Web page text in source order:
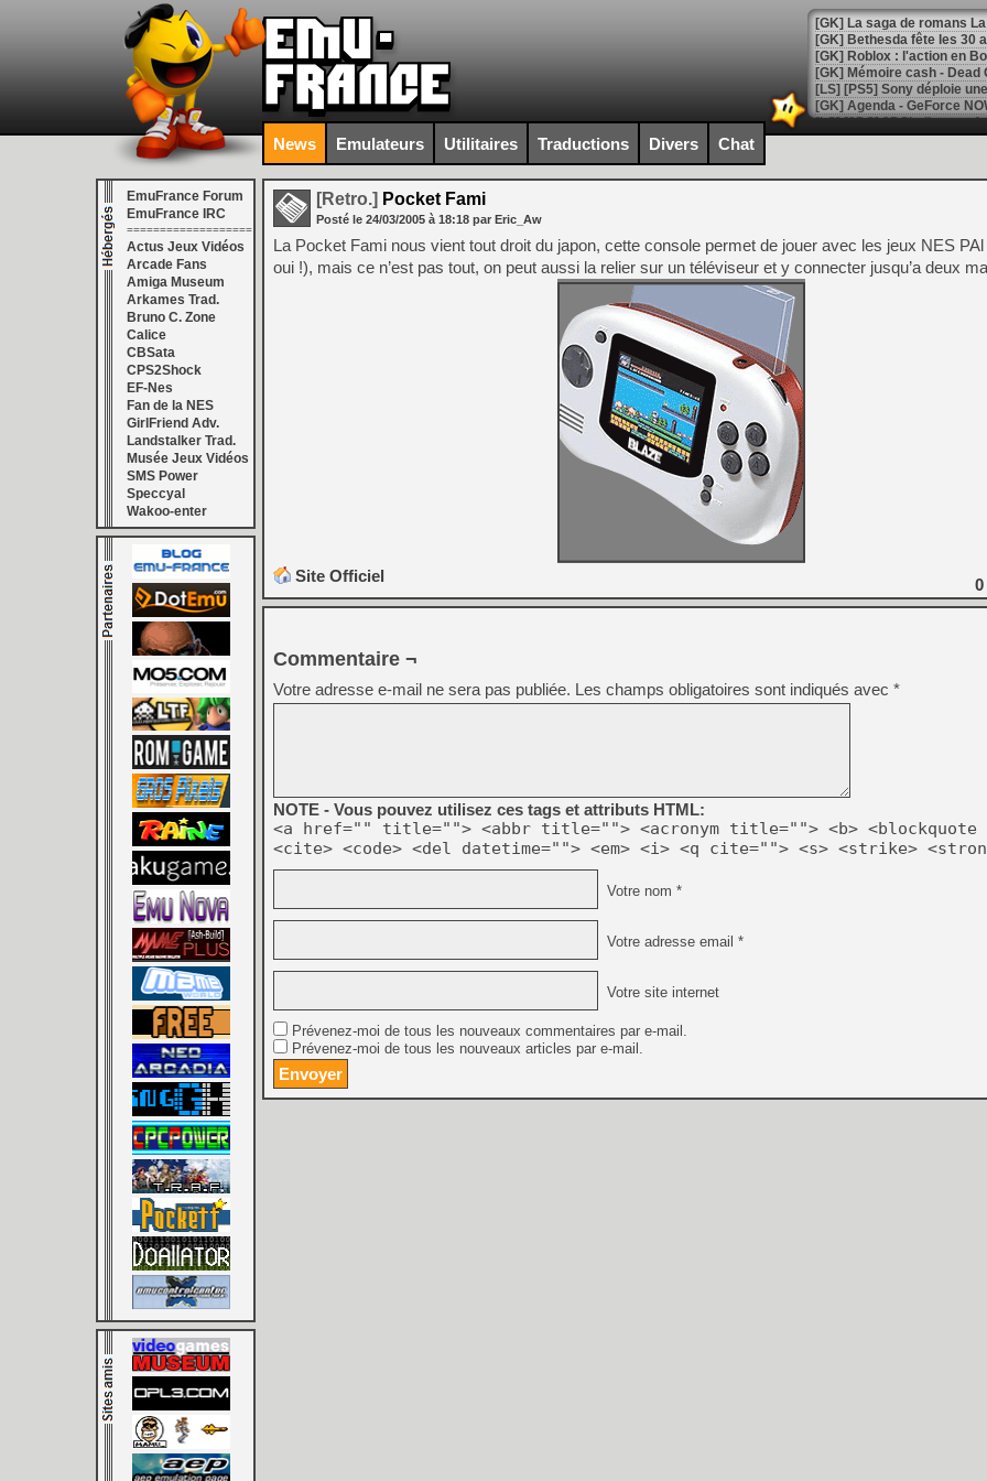
[GK] Bethesda fête les 30
[GK] Roblox : l'action en
[GK] Agenda - GeForce
[GK] Devolver Digital en a
[LS] [PS5] ps5-y2jb-
[GK] Pourquoi Marvel
[GK] Test : Restory : Chill
[GK] GTA 6 : Rockstar
[GK] Hot Wheels Infinite
[GK] Mémoire cash -
[GK] Résultats Nintendo :
[GK] Déjà des
[GK] Minecraft et ses «
[GK] Beast of
[GK] Ubisoft : fin de partie
[GK] Mémoire cash -
[GK] Dan Houser (GTA)
[GK] Comment EA Sports
[GK] Crimson Moon : un
[GK] Isle of Reveries : le
[GK] Moonlighter 2 : The
[GK] Capcom relance
[GK] Le beat'em up The
[GK] Endless Legend 2 :
[LS] [PS5] Le WebKit
[GK] Oubliez Crazy Taxi,
[LS] [Switch] NSZ 5.0.0
News Emulateurs Utilitaires Traductions Divers Chat
EmuFrance Forum
EmuFrance IRC
===================
Actus Jeux Vidéos
Arcade Fans
Amiga Museum
Arkames Trad.
Bruno C. Zone
Calice
CBSata
CPS2Shock
EF-Nes
Fan de la NES
GirlFriend Adv.
Landstalker Trad.
Musée Jeux Vidéos
SMS Power
Speccyal
Wakoo-enter
[Retro.] Pocket Fami
Posté le 24/03/2005 à 18:18 par Eric_Aw
La Pocket Fami nous vient tout droit du japon, cette console permet de jouer avec les jeux NES
oui !), mais ce n’est pas tout, on peut aussi la relier sur un téléviseur et y connecter jusqu’a deux
Site Officiel 0
Commentaire ¬
Votre adresse e-mail ne sera pas publiée. Les champs obligatoires sont indiqués avec *
NOTE - Vous pouvez utilisez ces tags et attributs HTML:
<a href="" title=""> <abbr title=""> <acronym title=""> <b> <blockquote
<cite> <code> <del datetime=""> <em> <i> <q cite=""> <s> <strike>
Votre nom *
Votre adresse email *
Votre site internet
Prévenez-moi de tous les nouveaux commentaires par e-mail.
Prévenez-moi de tous les nouveaux articles par e-mail.